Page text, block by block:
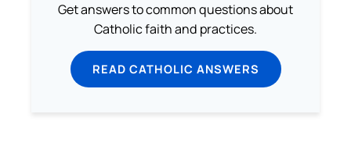
Get answers to common questions about
Catholic faith and practices.
READ CATHOLIC ANSWERS